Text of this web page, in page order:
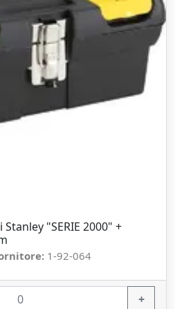
"SERIE 2000" +
1-92-064
+